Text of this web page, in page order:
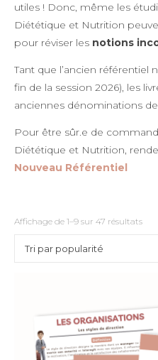
utiles ! Donc, même les
Diététique et Nutrition
pour réviser les notions
Tant que l’ancien référentiel
fin de la session 2026), les
anciennes dénominations
Pour être sûr.e de
Diététique et Nutrition,
Nouveau Référentiel
Affichage de 1–9 sur 47 résultats